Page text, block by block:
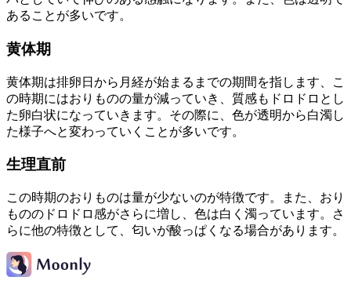
あることが多いです。
黄体期
黄体期は排卵日から月経が始まるまでの期間を指します、こ
の時期にはおりものの量が減っていき、質感もドロドロとし
た卵白状になっていきます。その際に、色が透明から白濁し
た様子へと変わっていくことが多いです。
生理直前
この時期のおりものは量が少ないのが特徴です。また、おり
もののドロドロ感がさらに増し、色は白く濁っています。さ
らに他の特徴として、匂いが酸っぱくなる場合があります。